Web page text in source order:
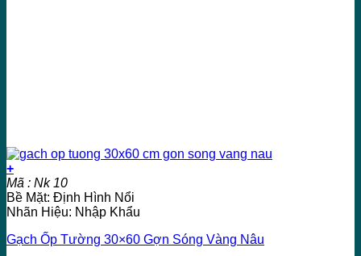
+
Mã : Nk 10
Bề Mặt: Định Hình Nổi
Nhãn Hiệu: Nhập Khẩu
Gạch Ốp Tường 30×60 Gợn Sóng Vàng Nâu